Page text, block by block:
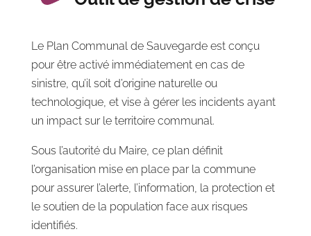
Le Plan Communal de Sauvegarde est conçu
pour être activé immédiatement en cas de
sinistre, qu’il soit d’origine naturelle ou
technologique, et vise à gérer les incidents ayant
un impact sur le territoire communal.
Sous l’autorité du Maire, ce plan définit
l’organisation mise en place par la commune
pour assurer l’alerte, l’information, la protection et
le soutien de la population face aux risques
identifiés.